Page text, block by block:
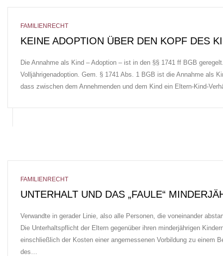
FAMILIENRECHT
KEINE ADOPTION ÜBER DEN KOPF DES
Die Annahme als Kind – Adoption – ist in den §§ 1741 ff BGB
Volljährigenadoption. Gem. § 1741 Abs. 1 BGB ist die Annahme als
dass zwischen dem Annehmenden und dem Kind ein Eltern-Kind-
FAMILIENRECHT
UNTERHALT UND DAS „FAULE“
Verwandte in gerader Linie, also alle Personen, die voneinander
Die Unterhaltspflicht der Eltern gegenüber ihren minderjährigen
einschließlich der Kosten einer angemessenen Vorbildung zu einem
des…